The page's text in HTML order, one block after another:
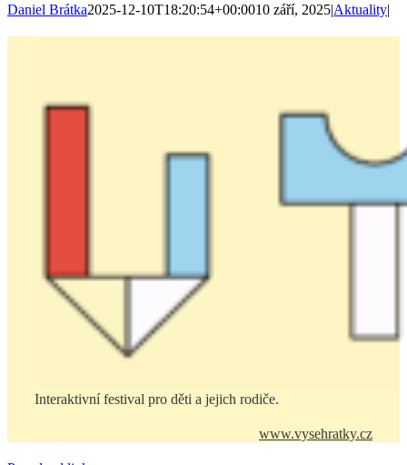
Daniel Brátka2025-12-10T18:20:54+00:0010 září, 2025|Aktuality|
Interaktivní festival pro děti a jejich rodiče.
www.vysehratky.cz